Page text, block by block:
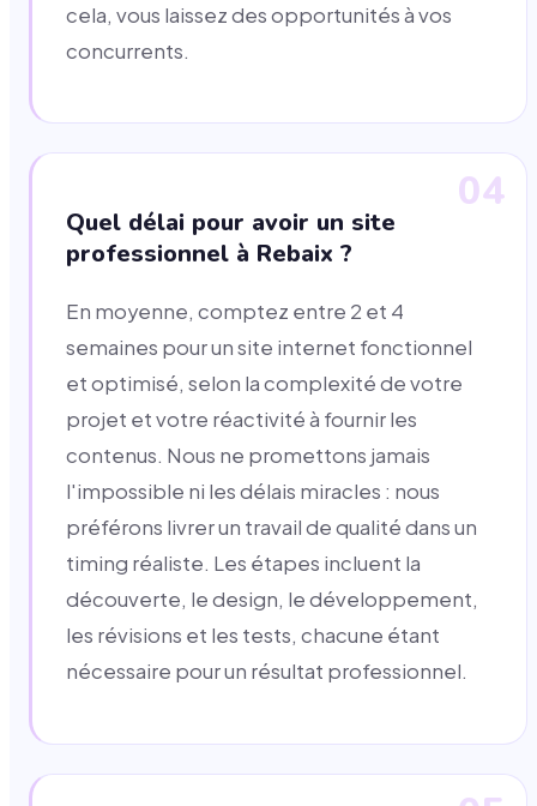
cela, vous laissez des opportunités à vos
concurrents.
04
Quel délai pour avoir un site
professionnel à Rebaix ?
En moyenne, comptez entre 2 et 4
semaines pour un site internet fonctionnel
et optimisé, selon la complexité de votre
projet et votre réactivité à fournir les
contenus. Nous ne promettons jamais
l'impossible ni les délais miracles : nous
préférons livrer un travail de qualité dans un
timing réaliste. Les étapes incluent la
découverte, le design, le développement,
les révisions et les tests, chacune étant
nécessaire pour un résultat professionnel.